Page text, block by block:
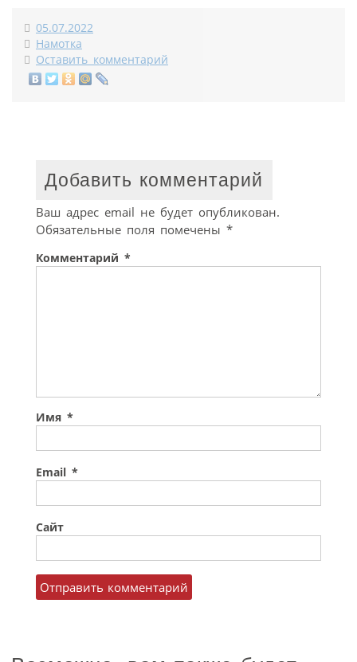
05.07.2022
Намотка
Оставить комментарий
Добавить комментарий
Ваш адрес email не будет опубликован.
Обязательные поля помечены *
Комментарий *
Имя *
Email *
Сайт